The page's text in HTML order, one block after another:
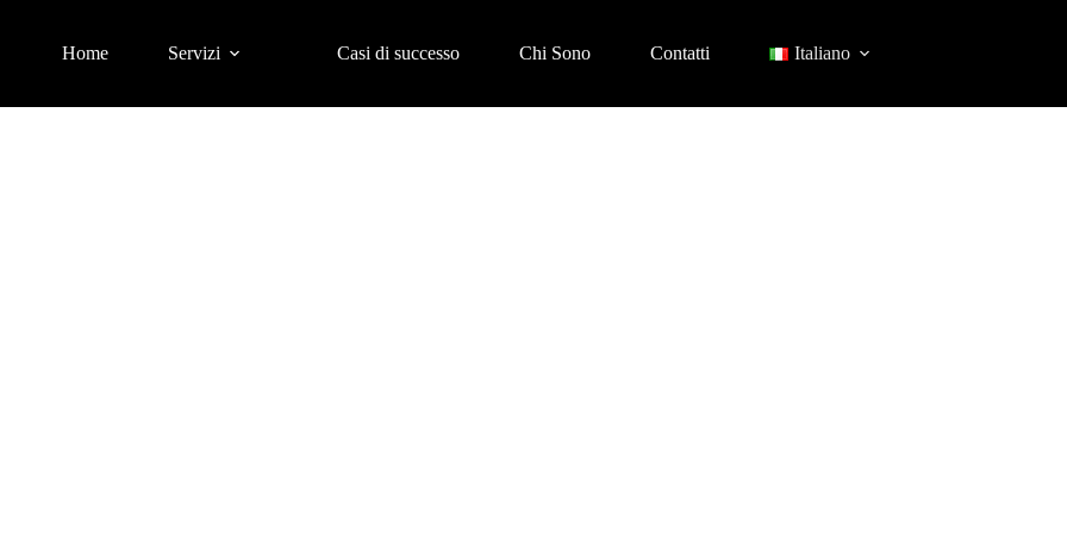
Home Servizi Casi di successo Chi Sono Contatti Italiano